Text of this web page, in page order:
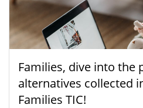
Families, dive into the
alternatives collected
Families TIC!